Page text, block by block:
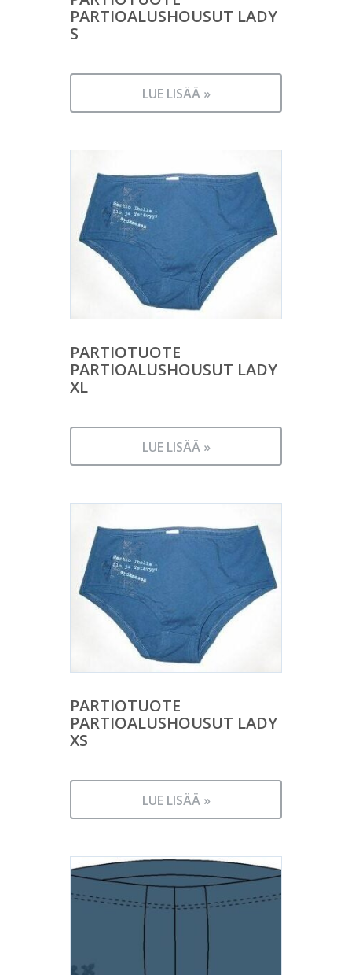
PARTIOALUSHOUSUT LADY
S
LUE LISÄÄ »
PARTIOTUOTE
PARTIOALUSHOUSUT LADY
XL
LUE LISÄÄ »
PARTIOTUOTE
PARTIOALUSHOUSUT LADY
XS
LUE LISÄÄ »